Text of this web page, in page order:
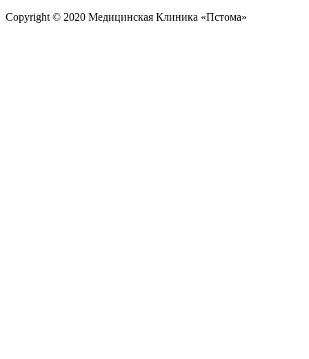
Copyright © 2020 Медицинская Клиника «Пстома»